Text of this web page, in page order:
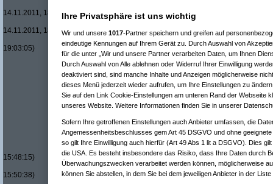
14.11.2011, 18:53:26)
14.11.2011, 18:54:45)
Re(18): Was das neue
19:03:05)
Re(10): Was das neue iPhone 4S wirklich wert ist
Re(10): Was das neue iPhone 4S wirklich wert ist
Re(11): Was das neue iPhone 4S wirklich wert
Re(12): Was das neue iPhone 4S wirklich
Re(9): Was das neue iPhone 4S wirklich wert ist(
Re(10): Was das neue iPhone 4S wirklich wert ist
Re(12): Was das neue iPhone 4S wirklich
Re(12): Was das neue iPhone 4S wirklich
Re(13): Was das neue iPhone 4S
Re(14): Was das neue iPhone 4S
15:48:15)
Re(15): Was das neue iPhone 4S
15:50:38)
Ihre Privatsphäre ist uns wichtig
Wir und unsere 1017-Partner speichern und greifen auf
eindeutige Kennungen auf Ihrem Gerät zu. Durch Auswahl von
für die unter „Wir und unsere Partner verarbeiten Daten, um Ihnen
Durch Auswahl von Alle ablehnen oder Widerruf Ihrer Einwilligung
deaktiviert sind, sind manche Inhalte und Anzeigen möglicherweise
dieses Menü jederzeit wieder aufrufen, um Ihre Einstellungen zu
Sie auf den Link Cookie-Einstellungen am unteren Rand der Webseite
unseres Website. Weitere Informationen finden Sie in unserer
Sofern Ihre getroffenen Einstellungen auch Anbieter umfassen, die
Angemessenheitsbeschlusses gem Art 45 DSGVO und ohne
so gilt Ihre Einwilligung auch hierfür (Art 49 Abs 1 lit a DSGVO). Dies
die USA. Es besteht insbesondere das Risiko, dass Ihre Daten durch
Überwachungszwecken verarbeitet werden können, möglicherweise
können Sie abstellen, in dem Sie bei dem jeweiligen Anbieter in der